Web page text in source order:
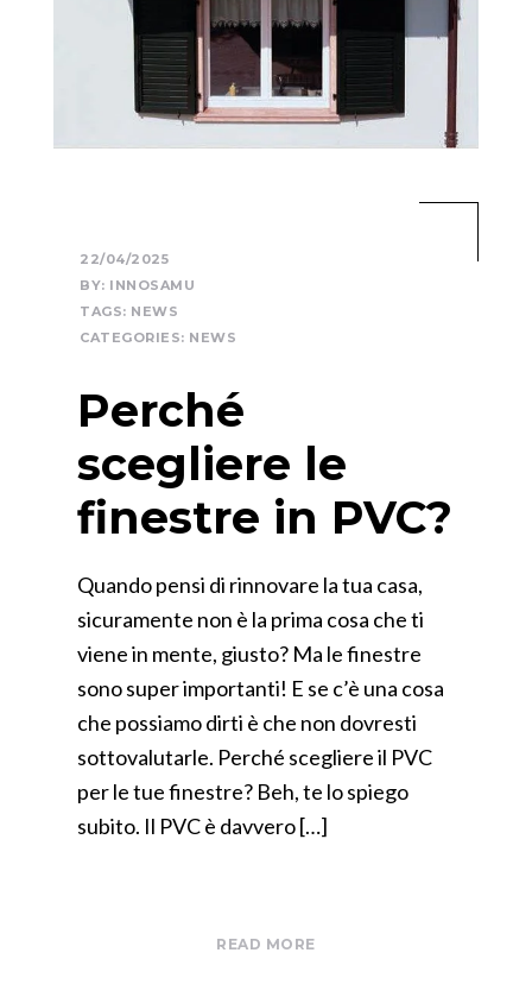
22/04/2025
BY: INNOSAMU
TAGS: NEWS
CATEGORIES: NEWS
Perché
scegliere le
finestre in PVC?
Quando pensi di rinnovare la tua casa,
sicuramente non è la prima cosa che ti
viene in mente, giusto? Ma le finestre
sono super importanti! E se c’è una cosa
che possiamo dirti è che non dovresti
sottovalutarle. Perché scegliere il PVC
per le tue finestre? Beh, te lo spiego
subito. Il PVC è davvero […]
READ MORE